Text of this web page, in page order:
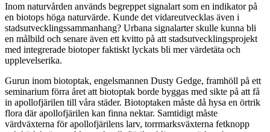
Inom naturvården används begreppet signalart som en indikator på
en biotops höga naturvärde. Kunde det vidareutvecklas även i
stadsutvecklingssammanhang? Urbana signalarter skulle kunna bli
en målbild och senare även ett kvitto på att stadsutvecklingsprojekt
med integrerade biotoper faktiskt lyckats bli mer värdetäta och
upplevelserika.
Gurun inom biotoptak, engelsmannen Dusty Gedge, framhöll på ett
seminarium förra året att biotoptak borde byggas med sikte på att få
in apollofjärilen till våra städer. Biotoptaken måste då hysa en örtrik
flora där apollofjärilen kan finna nektar. Samtidigt måste
värdväxterna för apollofjärilens larv, torrmarksväxterna fetknopp